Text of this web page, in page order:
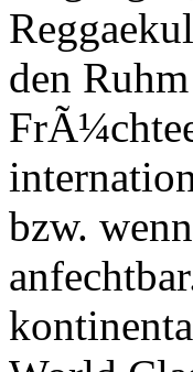
den
bzw.